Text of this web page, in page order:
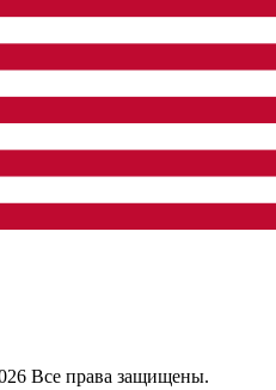
Все права защищены.